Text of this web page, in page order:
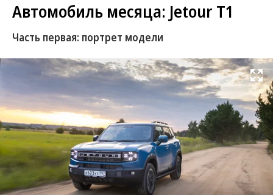
Автомобиль месяца: Jetour T1
Часть первая: портрет модели
Развернуть